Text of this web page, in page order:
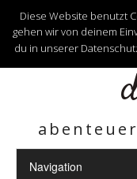
Diese Website benutzt
gehen wir von deinem
du in unserer